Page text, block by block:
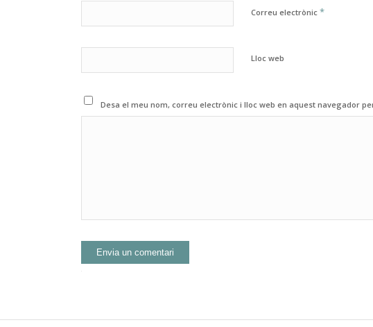
Correu electrònic*
Lloc web
Desa el meu nom, correu electrònic i lloc web en aquest navegador